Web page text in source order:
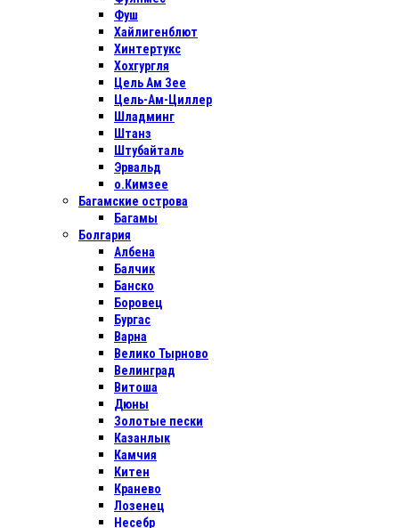
Фуш
Хайлигенблют
Хинтертукс
Хохгургля
Цель Ам Зее
Цель-Ам-Циллер
Шладминг
Штанз
Штубайталь
Эрвальд
о.Кимзее
Багамские острова
Багамы
Болгария
Албена
Балчик
Банско
Боровец
Бургас
Варна
Велико Тырново
Велинград
Витоша
Дюны
Золотые пески
Казанлык
Камчия
Китен
Кранево
Лозенец
Несебр